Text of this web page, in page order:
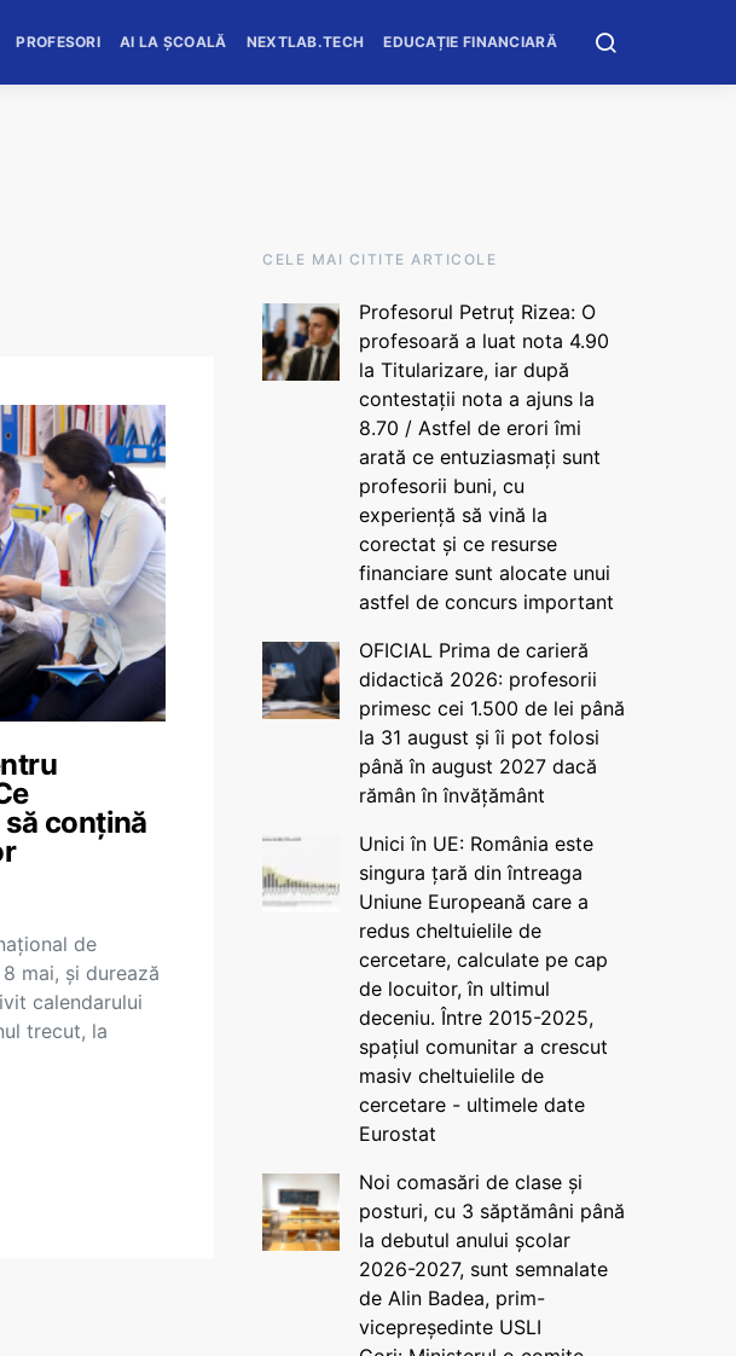
PROFESORI AI LA ȘCOALĂ NEXTLAB.TECH EDUCAȚIE FINANCIARĂ
conțină
de
mai, și durează
calendarului
trecut, la
CELE MAI CITITE ARTICOLE
Profesorul Petruț Rizea: O
profesoară a luat nota 4.90
la Titularizare, iar după
contestații nota a ajuns la
8.70 / Astfel de erori îmi
arată ce entuziasmați sunt
profesorii buni, cu
experiență să vină la
corectat și ce resurse
financiare sunt alocate unui
astfel de concurs important
OFICIAL Prima de carieră
didactică 2026: profesorii
primesc cei 1.500 de lei până
la 31 august și îi pot folosi
până în august 2027 dacă
rămân în învățământ
Unici în UE: România este
singura țară din întreaga
Uniune Europeană care a
redus cheltuielile de
cercetare, calculate pe cap
de locuitor, în ultimul
deceniu. Între 2015-2025,
spațiul comunitar a crescut
masiv cheltuielile de
cercetare - ultimele date
Eurostat
Noi comasări de clase și
posturi, cu 3 săptămâni până
la debutul anului școlar
2026-2027, sunt semnalate
de Alin Badea, prim-
vicepreședinte USLI